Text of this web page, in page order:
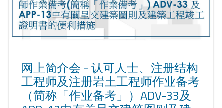
网上简介会 - 认可人士、注册结构
工程师及注册岩土工程师作业备考
（简称「作业备考」）ADV-33及